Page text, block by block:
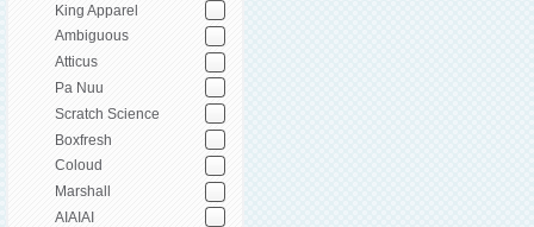
King Apparel
Ambiguous
Atticus
Pa Nuu
Scratch Science
Boxfresh
Coloud
Marshall
AIAIAI